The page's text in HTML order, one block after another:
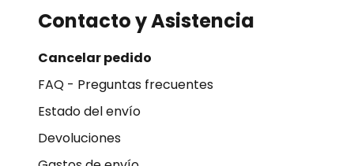
Contacto y Asistencia
Cancelar pedido
FAQ - Preguntas frecuentes
Estado del envío
Devoluciones